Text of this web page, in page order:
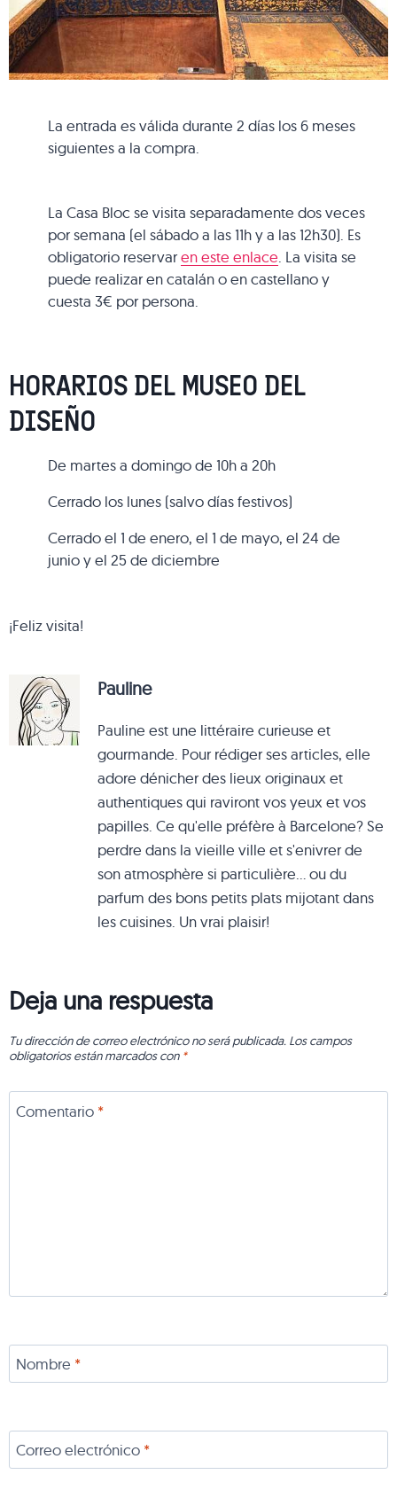
La entrada es válida durante 2 días los 6 meses
siguientes a la compra.
La Casa Bloc se visita separadamente dos veces
por semana (el sábado a las 11h y a las 12h30). Es
obligatorio reservaren este enlace . La visita se
puede realizar en catalán o en castellano y
cuesta 3€ por persona.
HORARIOS DEL MUSEO DEL
DISEÑO
De martes a domingo de 10h a 20h
Cerrado los lunes (salvo días festivos)
Cerrado el 1 de enero, el 1 de mayo, el 24 de
junio y el 25 de diciembre
¡Feliz visita!
Pauline
Pauline est une littéraire curieuse et
gourmande. Pour rédiger ses articles, elle
adore dénicher des lieux originaux et
authentiques qui raviront vos yeux et vos
papilles. Ce qu'elle préfère à Barcelone? Se
perdre dans la vieille ville et s'enivrer de
son atmosphère si particulière... ou du
parfum des bons petits plats mijotant dans
les cuisines. Un vrai plaisir!
Deja una respuesta
Tu dirección de correo electrónico no será publicada. Los campos
obligatorios están marcados con *
Comentario *
Nombre *
Correo electrónico *